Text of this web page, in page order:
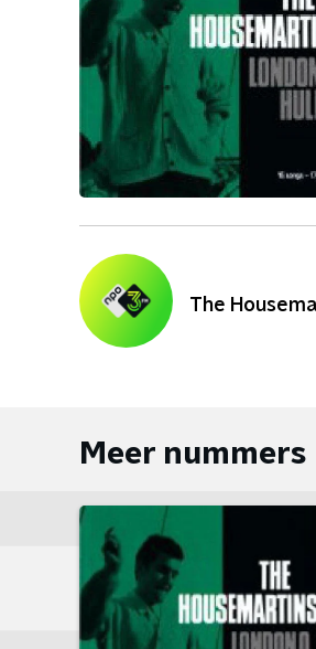
The
Meer nummers